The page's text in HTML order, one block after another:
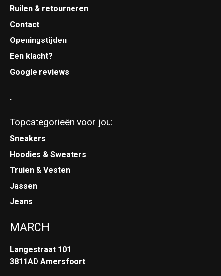
Ruilen & retourneren
Contact
Openingstijden
Een klacht?
Google reviews
.
Topcategorieën voor jou:
Sneakers
Hoodies & Sweaters
Truien & Vesten
Jassen
Jeans
MARCH
Langestraat 101
3811AD Amersfoort